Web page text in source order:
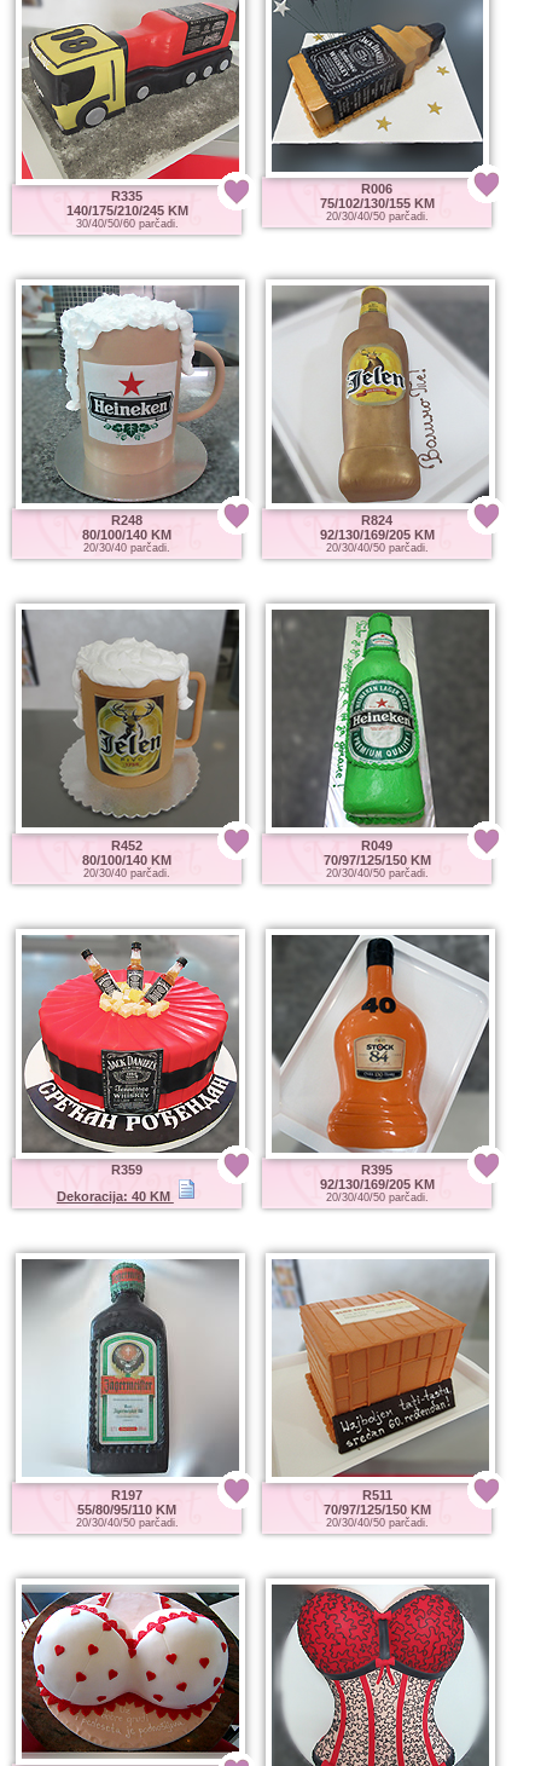
R335
140/175/210/245 KM
30/40/50/60 parčadi.
R006
75/102/130/155 KM
20/30/40/50 parčadi.
R248
80/100/140 KM
20/30/40 parčadi.
R824
92/130/169/205 KM
20/30/40/50 parčadi.
R452
80/100/140 KM
20/30/40 parčadi.
R049
70/97/125/150 KM
20/30/40/50 parčadi.
R359
Dekoracija: 40 KM
R395
92/130/169/205 KM
20/30/40/50 parčadi.
R197
55/80/95/110 KM
20/30/40/50 parčadi.
R511
70/97/125/150 KM
20/30/40/50 parčadi.